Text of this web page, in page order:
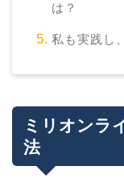
は？
私も実践し
ミリオンラ
法